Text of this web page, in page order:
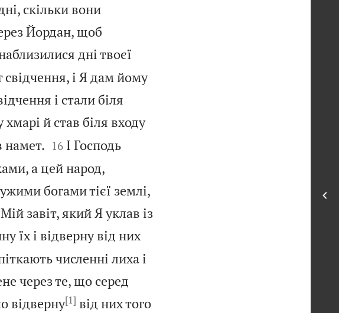
скільки вони
Йордан, щоб
дні твоєї
свідчення, і Я дам йому
і стали біля
й став біля входу
намет.
16 І Господь
а цей народ,
богами тієї землі,
завіт, який Я уклав із
їх і відверну від них
численні лиха і
через те, що серед
відверну[1] від них того